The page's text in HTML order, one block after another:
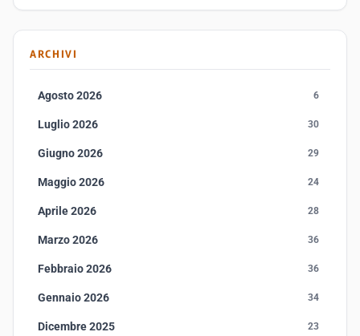
ARCHIVI
Agosto 2026 6
Luglio 2026 30
Giugno 2026 29
Maggio 2026 24
Aprile 2026 28
Marzo 2026 36
Febbraio 2026 36
Gennaio 2026 34
Dicembre 2025 23